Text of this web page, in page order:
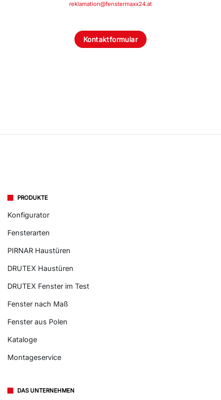
reklamation@fenstermaxx24.at
Kontaktformular
PRODUKTE
Konfigurator
Fensterarten
PIRNAR Haustüren
DRUTEX Haustüren
DRUTEX Fenster im Test
Fenster nach Maß
Fenster aus Polen
Kataloge
Montageservice
DAS UNTERNEHMEN